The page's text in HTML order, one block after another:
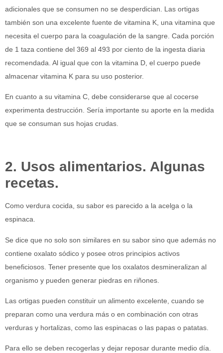
adicionales que se consumen no se desperdician. Las ortigas
también son una excelente fuente de vitamina K, una vitamina que
necesita el cuerpo para la coagulación de la sangre. Cada porción
de 1 taza contiene del 369 al 493 por ciento de la ingesta diaria
recomendada. Al igual que con la vitamina D, el cuerpo puede
almacenar vitamina K para su uso posterior.
En cuanto a su vitamina C, debe considerarse que al cocerse
experimenta destrucción. Sería importante su aporte en la medida
que se consuman sus hojas crudas.
2. Usos alimentarios. Algunas
recetas.
Como verdura cocida, su sabor es parecido a la acelga o la
espinaca.
Se dice que no solo son similares en su sabor sino que además no
contiene oxalato sódico y posee otros principios activos
beneficiosos. Tener presente que los oxalatos desmineralizan al
organismo y pueden generar piedras en riñones.
Las ortigas pueden constituir un alimento excelente, cuando se
preparan como una verdura más o en combinación con otras
verduras y hortalizas, como las espinacas o las papas o patatas.
Para ello se deben recogerlas y dejar reposar durante medio día.